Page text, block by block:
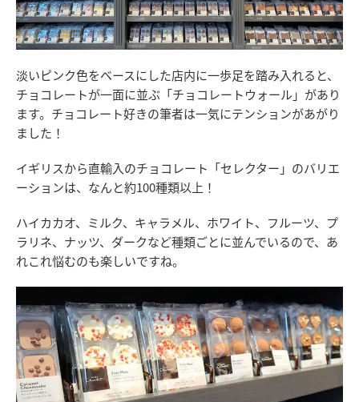
淡いピンク色をベースにした店内に一歩足を踏み入れると、
チョコレートが一面に並ぶ「チョコレートウォール」があり
ます。チョコレート好きの筆者は一気にテンションがあがり
ました！
イギリスから直輸入のチョコレート「セレクター」のバリエ
ーションは、なんと約100種類以上！
ハイカカオ、ミルク、キャラメル、ホワイト、フルーツ、プ
ラリネ、ナッツ、ダークなど種類ごとに並んでいるので、あ
れこれ悩むのも楽しいですね。